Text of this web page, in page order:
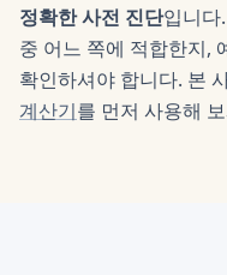
정확한 사전 진단입니다
중 어느 쪽에 적합한지,
확인하셔야 합니다. 본
계산기를 먼저 사용해